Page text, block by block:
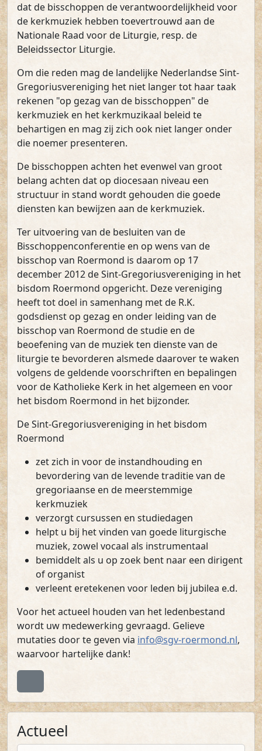
dat de bisschoppen de verantwoordelijkheid voor
de kerkmuziek hebben toevertrouwd aan de
Nationale Raad voor de Liturgie, resp. de
Beleidssector Liturgie.
Om die reden mag de landelijke Nederlandse Sint-
Gregoriusvereniging het niet langer tot haar taak
rekenen "op gezag van de bisschoppen" de
kerkmuziek en het kerkmuzikaal beleid te
behartigen en mag zij zich ook niet langer onder
die noemer presenteren.
De bisschoppen achten het evenwel van groot
belang achten dat op diocesaan niveau een
structuur in stand wordt gehouden die goede
diensten kan bewijzen aan de kerkmuziek.
Ter uitvoering van de besluiten van de
Bisschoppenconferentie en op wens van de
bisschop van Roermond is daarom op 17
december 2012 de Sint-Gregoriusvereniging in het
bisdom Roermond opgericht. Deze vereniging
heeft tot doel in samenhang met de R.K.
godsdienst op gezag en onder leiding van de
bisschop van Roermond de studie en de
beoefening van de muziek ten dienste van de
liturgie te bevorderen alsmede daarover te waken
volgens de geldende voorschriften en bepalingen
voor de Katholieke Kerk in het algemeen en voor
het bisdom Roermond in het bijzonder.
De Sint-Gregoriusvereniging in het bisdom
Roermond
zet zich in voor de instandhouding en
bevordering van de levende traditie van de
gregoriaanse en de meerstemmige
kerkmuziek
verzorgt cursussen en studiedagen
helpt u bij het vinden van goede liturgische
muziek, zowel vocaal als instrumentaal
bemiddelt als u op zoek bent naar een dirigent
of organist
verleent eretekenen voor leden bij jubilea e.d.
Voor het actueel houden van het ledenbestand
wordt uw medewerking gevraagd. Gelieve
mutaties door te geven via info@sgv-roermond.nl,
waarvoor hartelijke dank!
Actueel